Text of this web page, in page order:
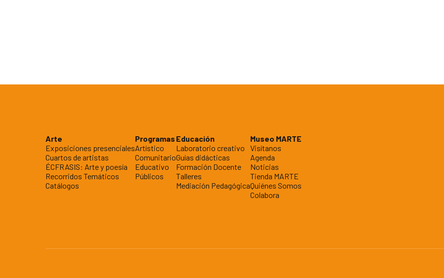
Arte
Exposiciones presenciales
Cuartos de artistas
ÉCFRASIS: Arte y poesía
Recorridos Temáticos
Catálogos
Programas
Artístico
Comunitario
Educativo
Públicos
Educación
Laboratorio creativo
Guías didácticas
Formación Docente
Talleres
Mediación Pedagógica
Museo MARTE
Visítanos
Agenda
Noticias
Tienda MARTE
Quiénes Somos
Colabora